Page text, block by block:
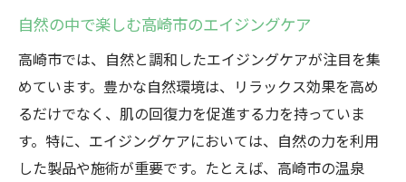
自然の中で楽しむ高崎市のエイジングケア
高崎市では、自然と調和したエイジングケアが注目を集
めています。豊かな自然環境は、リラックス効果を高め
るだけでなく、肌の回復力を促進する力を持っていま
す。特に、エイジングケアにおいては、自然の力を利用
した製品や施術が重要です。たとえば、高崎市の温泉